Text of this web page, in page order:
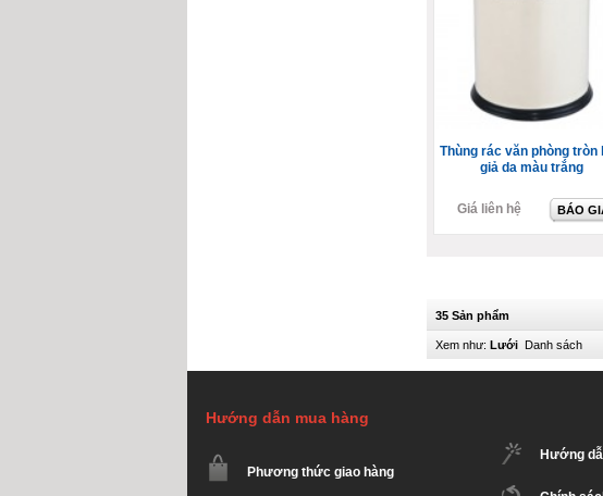
Thùng rác văn phòng tròn
giả da màu trắng
Giá liên hệ BÁO
35 Sản phẩm
Xem như: Lưới Danh sách
Hướng dẫn mua hàng
Phương thức giao hàng
Hướng